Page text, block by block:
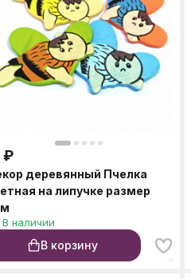
₽
деревянный Пчелка
на липучке размер
В наличии
В корзину